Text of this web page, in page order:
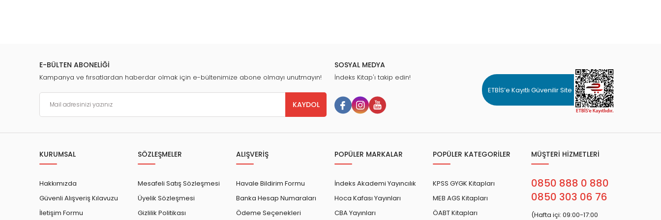
E-BÜLTEN ABONELİĞİ
Kampanya ve fırsatlardan haberdar olmak için e-bültenimize abone olmayı unutmayın!
KAYDOL
SOSYAL MEDYA
İndeks Kitap'ı takip edin!
ETBİS’e Kayıtlı Güvenilir Site
KURUMSAL
Hakkımızda
Güvenli Alışveriş Kılavuzu
İletişim Formu
SÖZLEŞMELER
Mesafeli Satış Sözleşmesi
Üyelik Sözleşmesi
Gizlilik Politikası
ALIŞVERİŞ
Havale Bildirim Formu
Banka Hesap Numaraları
Ödeme Seçenekleri
POPÜLER MARKALAR
İndeks Akademi Yayıncılık
Hoca Kafası Yayınları
CBA Yayınları
POPÜLER KATEGORİLER
KPSS GYGK Kitapları
MEB AGS Kitapları
ÖABT Kitapları
MÜŞTERİ HİZMETLERİ
0850 888 0 880
0850 303 06 76
(Hafta içi: 09:00-17:00